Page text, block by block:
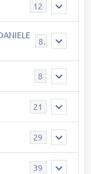
12
8
8
21
29
39